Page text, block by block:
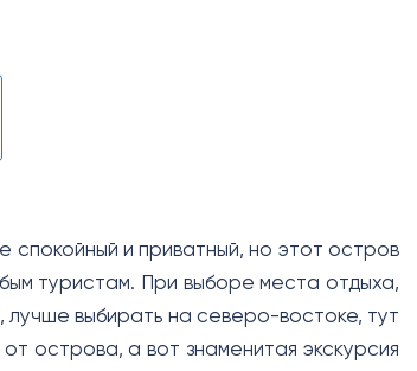
и приватный, но этот остров
туристам. При выборе места отдыха,
лучше выбирать на северо-востоке, тут
острова, а вот знаменитая экскурсия